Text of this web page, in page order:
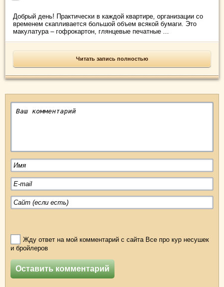
Добрый день! Практически в каждой квартире, организации со
временем скапливается большой объем всякой бумаги. Это
макулатура – гофрокартон, глянцевые печатные ...
Читать запись полностью
Жду ответ на мой комментарий с сайта Все про кур несушек
и бройлеров